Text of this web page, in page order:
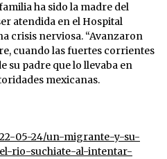
ha sido la madre del
atendida en el Hospital
crisis nerviosa. “Avanzaron
cuando las fuertes corrientes
su padre que lo llevaba en
mexicanas.
05-24/un-migrante-y-su-
rio-suchiate-al-intentar-